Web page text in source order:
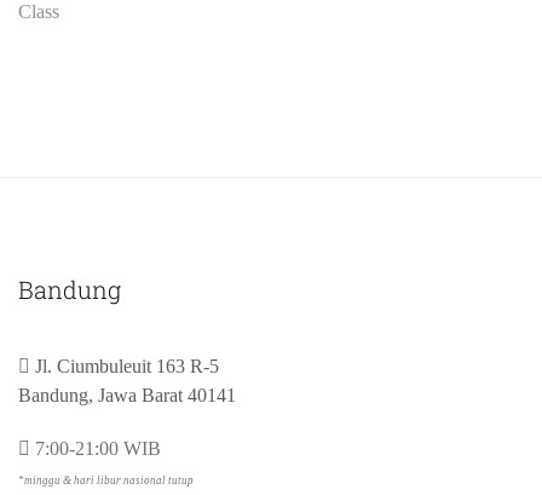
Class
Bandung
Jl. Ciumbuleuit 163 R-5
Bandung, Jawa Barat 40141
7:00-21:00 WIB
*minggu & hari libur nasional tutup